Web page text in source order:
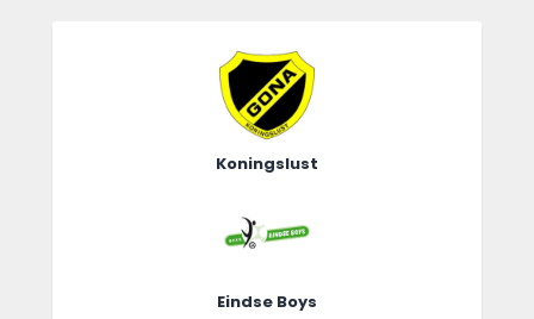
EvenementenKoningslust
Eindse Boys